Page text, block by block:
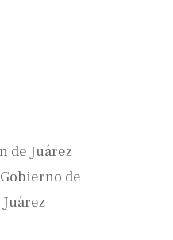
de Juárez
Gobierno de